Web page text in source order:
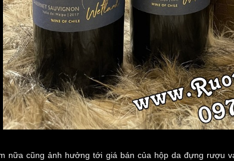
nữa cũng ảnh hưởng tới giá bán của hộp da đựng rượu